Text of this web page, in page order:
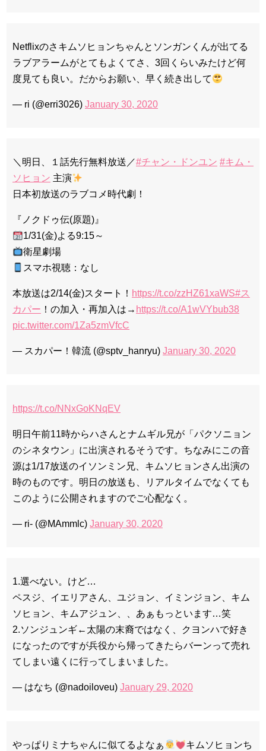
Netflixのさキムソヒョンちゃんとソンガンくんが出てる
ラブアラームがとてもよくてさ、3回くらいみたけど何
度見ても良い。だからお願い、早く続き出して
— ri (@erri3026) January 30, 2020
＼明日、１話先行無料放送／#チャン・ドンユン #キム・
ソヒョン 主演
日本初放送のラブコメ時代劇！
『ノクドゥ伝(原題)』
1/31(金)よる9:15～
衛星劇場
スマホ視聴：なし
本放送は2/14(金)スタート！ https://t.co/zzHZ61xaWS#ス
カパー ！の加入・再加入は→ https://t.co/A1wVYbub38
pic.twitter.com/1Za5zmVfcC
— スカパー！韓流 (@sptv_hanryu) January 30, 2020
https://t.co/NNxGoKNqEV
明日午前11時からハさんとナムギル兄が「パクソニョン
のシネタウン」に出演されるそうです。ちなみにこの音
源は1/17放送のイソンミン兄、キムソヒョンさん出演の
時のものです。明日の放送も、リアルタイムでなくても
このように公開されますのでご心配なく。
— ri- (@MAmmlc) January 30, 2020
1.選べない。けど…
ペスジ、イエリアさん、ユジョン、イミンジョン、キム
ソヒョン、キムアジュン、、あぁもっといます…笑
2.ソンジュンギ←太陽の末裔ではなく、クヨンハで好き
になったのですが兵役から帰ってきたらバーンって売れ
てしまい遠くに行ってしまいました。
— はなち (@nadoiloveu) January 29, 2020
やっぱりミナちゃんに似てるよなぁ
キムソヒョンち